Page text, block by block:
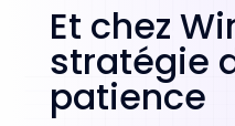
Et chez
stratégie
patience